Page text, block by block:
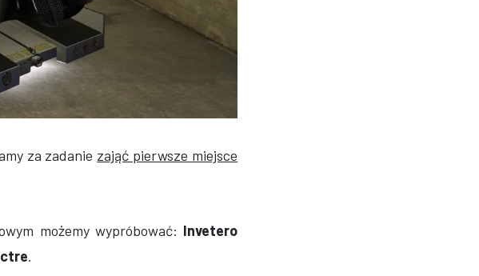
za zadanie zająć pierwsze miejsce
możemy wypróbować: Invetero
.